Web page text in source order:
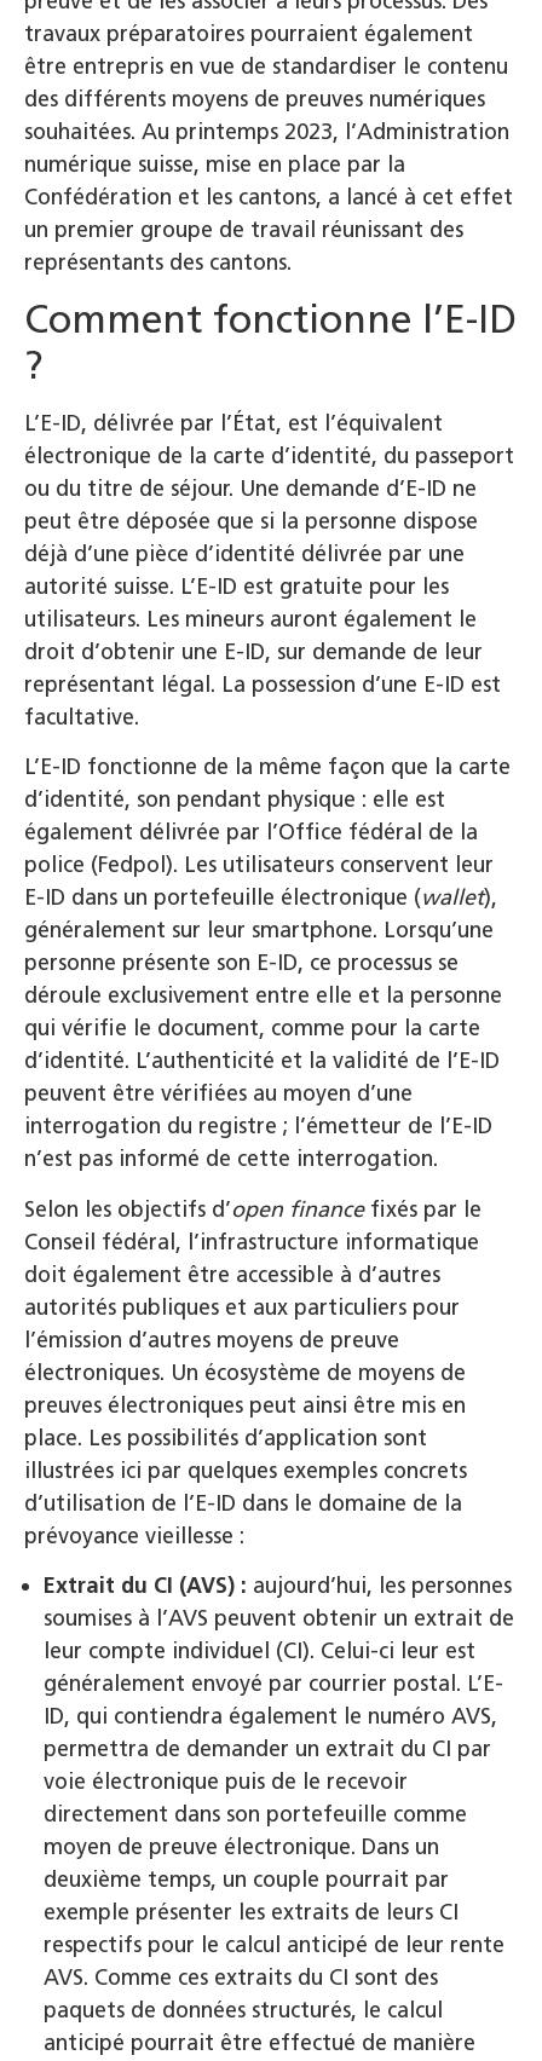
travaux préparatoires pourraient également
être entrepris en vue de standardiser le contenu
des différents moyens de preuves numériques
souhaitées. Au printemps 2023, l’Administration
numérique suisse, mise en place par la
Confédération et les cantons, a lancé à cet effet
un premier groupe de travail réunissant des
représentants des cantons.
Comment fonctionne l’E-ID
?
L’E-ID, délivrée par l’État, est l’équivalent
électronique de la carte d’identité, du passeport
ou du titre de séjour. Une demande d’E-ID ne
peut être déposée que si la personne dispose
déjà d’une pièce d’identité délivrée par une
autorité suisse. L’E-ID est gratuite pour les
utilisateurs. Les mineurs auront également le
droit d’obtenir une E-ID, sur demande de leur
représentant légal. La possession d’une E-ID est
facultative.
L’E-ID fonctionne de la même façon que la carte
d’identité, son pendant physique : elle est
également délivrée par l’Office fédéral de la
police (Fedpol). Les utilisateurs conservent leur
E-ID dans un portefeuille électronique (wallet),
généralement sur leur smartphone. Lorsqu’une
personne présente son E-ID, ce processus se
déroule exclusivement entre elle et la personne
qui vérifie le document, comme pour la carte
d’identité. L’authenticité et la validité de l’E-ID
peuvent être vérifiées au moyen d’une
interrogation du registre ; l’émetteur de l’E-ID
n’est pas informé de cette interrogation.
Selon les objectifs d’open finance fixés par le
Conseil fédéral, l’infrastructure informatique
doit également être accessible à d’autres
autorités publiques et aux particuliers pour
l’émission d’autres moyens de preuve
électroniques. Un écosystème de moyens de
preuves électroniques peut ainsi être mis en
place. Les possibilités d’application sont
illustrées ici par quelques exemples concrets
d’utilisation de l’E-ID dans le domaine de la
prévoyance vieillesse :
Extrait du CI (AVS) : aujourd’hui, les personnes
soumises à l’AVS peuvent obtenir un extrait de
leur compte individuel (CI). Celui-ci leur est
généralement envoyé par courrier postal. L’E-
ID, qui contiendra également le numéro AVS,
permettra de demander un extrait du CI par
voie électronique puis de le recevoir
directement dans son portefeuille comme
moyen de preuve électronique. Dans un
deuxième temps, un couple pourrait par
exemple présenter les extraits de leurs CI
respectifs pour le calcul anticipé de leur rente
AVS. Comme ces extraits du CI sont des
paquets de données structurés, le calcul
anticipé pourrait être effectué de manière